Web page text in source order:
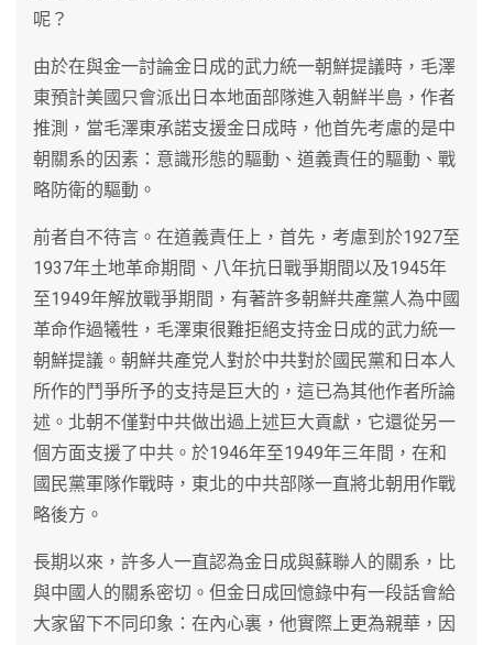
呢？
由於在與金一討論金日成的武力統一朝鮮提議時，毛澤
東預計美國只會派出日本地面部隊進入朝鮮半島，作者
推測，當毛澤東承諾支援金日成時，他首先考慮的是中
朝關系的因素：意識形態的驅動、道義責任的驅動、戰
略防衛的驅動。
前者自不待言。在道義責任上，首先，考慮到於1927至
1937年土地革命期間、八年抗日戰爭期間以及1945年
至1949年解放戰爭期間，有著許多朝鮮共產黨人為中國
革命作過犧牲，毛澤東很難拒絕支持金日成的武力統一
朝鮮提議。朝鮮共產党人對於中共對於國民黨和日本人
所作的鬥爭所予的支持是巨大的，這已為其他作者所論
述。北朝不僅對中共做出過上述巨大貢獻，它還從另一
個方面支援了中共。於1946年至1949年三年間，在和
國民黨軍隊作戰時，東北的中共部隊一直將北朝用作戰
略後方。
長期以來，許多人一直認為金日成與蘇聯人的關系，比
與中國人的關系密切。但金日成回憶錄中有一段話會給
大家留下不同印象：在內心裏，他實際上更為親華，因